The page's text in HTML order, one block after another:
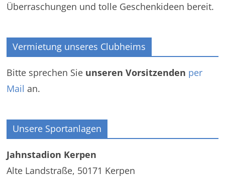
Überraschungen und tolle Geschenkideen bereit.
Vermietung unseres Clubheims
Bitte sprechen Sie unseren Vorsitzenden per
Mail an.
Unsere Sportanlagen
Jahnstadion Kerpen
Alte Landstraße, 50171 Kerpen